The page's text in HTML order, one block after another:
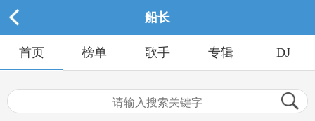
船长
首页 榜单 歌手 专辑 DJ